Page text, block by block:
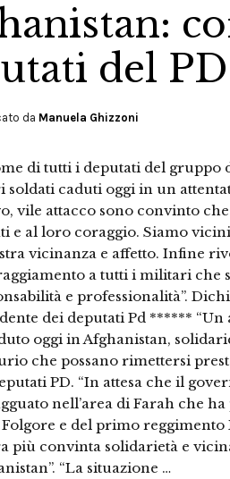
del PD
da Manuela Ghizzoni
di tutti i deputati del
soldati caduti oggi in un
vile attacco sono convinto
e al loro coraggio. Siamo
vicinanza e affetto. Infine
a tutti i militari che
e professionalità”.
dei deputati Pd ******
oggi in Afghanistan,
che possano rimettersi
PD. “In attesa che il
nell’area di Farah che
e del primo
più convinta solidarietà e
“La situazione …